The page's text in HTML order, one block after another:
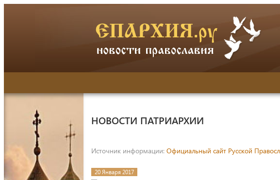
НОВОСТИ ПАТРИАРХИИ
Источник информации: Официальный сайт Русской
20 Января 2017